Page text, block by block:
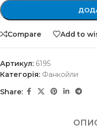
Compare Add to
Артикул: 6195
Категорія: Фанкойли
Share: